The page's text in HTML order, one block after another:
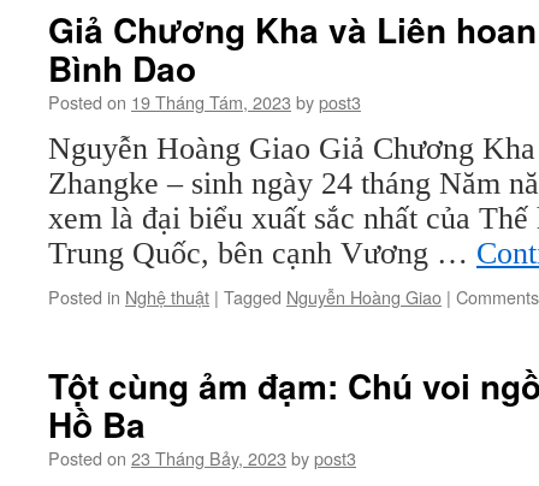
Giả Chương Kha và Liên
Bình Dao
Posted on 19 Tháng Tám, 2023 bypost3
Nguyễn Hoàng Giao Giả Chương
Zhangke – sinh ngày 24 tháng Năm
xem là đại biểu xuất sắc nhất của
Trung Quốc, bên cạnh Vương …
Posted in Nghệ thuật | Tagged Nguyễn Hoàng Giao |
Tột cùng ảm đạm: Chú voi
Hồ Ba
Posted on 23 Tháng Bảy, 2023 bypost3